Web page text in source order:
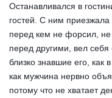
Останавливался в
гостей. С ним
перед кем не форсил, не
перед другими, вел
близко знавшие его, как
как мужчина нервно
потому что не хватает